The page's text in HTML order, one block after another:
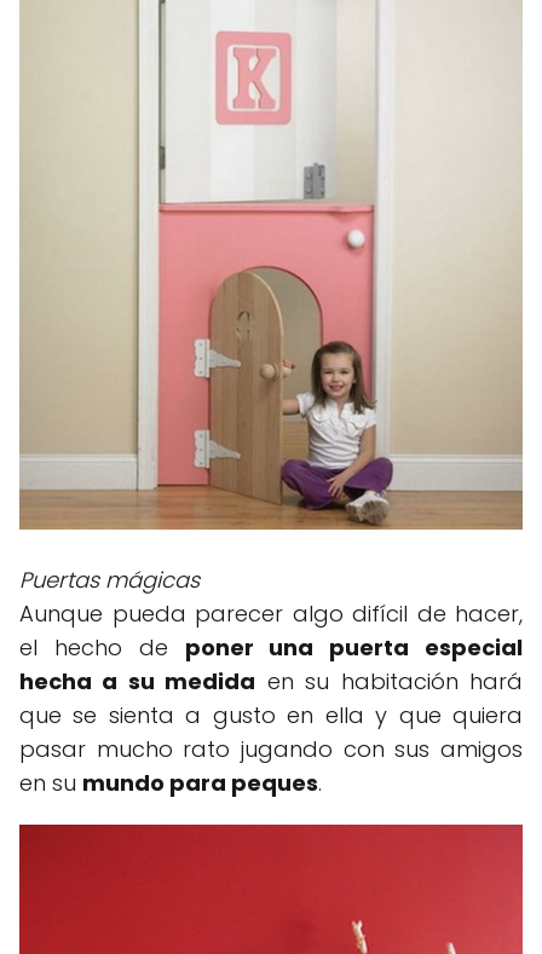
Puertas mágicas
Aunque pueda parecer algo difícil de hacer,
el hecho de poner una puerta especial
hecha a su medida en su habitación hará
que se sienta a gusto en ella y que quiera
pasar mucho rato jugando con sus amigos
en su mundo para peques.